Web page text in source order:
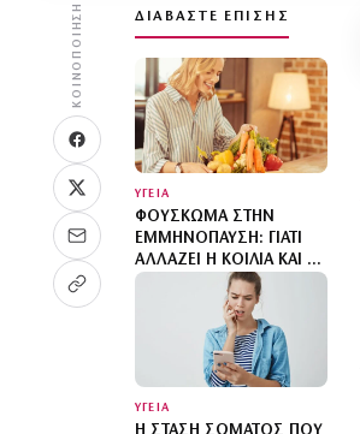
ΚΟΙΝΟΠΟΊΗΣΗ ΔΙΑΒΆΣΤΕ ΕΠΊΣΗΣ
ΥΓΕΙΑ
ΦΟΎΣΚΩΜΑ ΣΤΗΝ
ΕΜΜΗΝΌΠΑΥΣΗ: ΓΙΑΤΊ
ΑΛΛΆΖΕΙ Η ΚΟΙΛΙΆ ΚΑΙ ΤΙ
ΜΠΟΡΕΊ ΝΑ ΒΟΗΘΉΣΕΙ
ΥΓΕΙΑ